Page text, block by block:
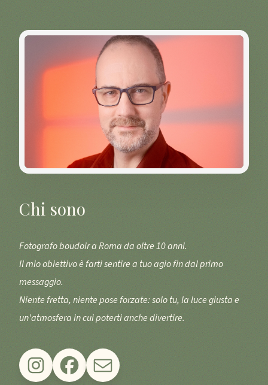
Chi sono
Fotografo boudoir a Roma da oltre 10 anni.
Il mio obiettivo è farti sentire a tuo agio fin dal primo
messaggio.
Niente fretta, niente pose forzate: solo tu, la luce giusta e
un'atmosfera in cui poterti anche divertire.